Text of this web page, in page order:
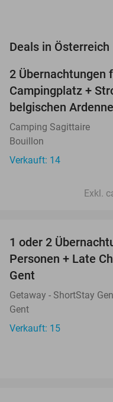
Deals in Österreich
2 Übernachtungen
Campingplatz +
belgischen
Camping Sagittaire
Bouillon
Verkauft: 14
Exkl.
1 oder 2
Personen + Late
Gent
Getaway - ShortStay
Gent
Verkauft: 15